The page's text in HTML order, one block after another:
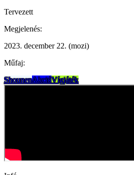
Tervezett
Megjelenés:
2023. december 22. (mozi)
Műfaj:
ShounenAkcióVígjáték